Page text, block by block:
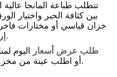
تتطلب طباعة المانجا عالية
بين كثافة الحبر واختيار
خزان قياسي أو مختارات
إرشادك خلال خيارات المواد.
طلب عرض أسعار
اليوم
أو اطلب عينة من مخزوننا من الكتب غير المطلية.